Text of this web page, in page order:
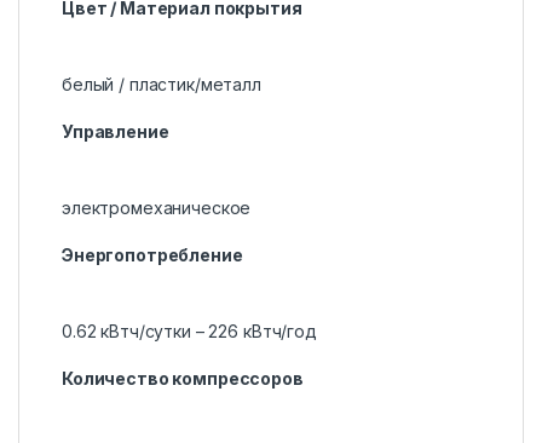
Цвет / Материал покрытия
белый / пластик/металл
Управление
электромеханическое
Энергопотребление
0.62 кВтч/сутки – 226 кВтч/год
Количество компрессоров